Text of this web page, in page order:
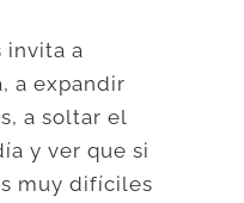
invita a
a expandir
a soltar el
y ver que si
muy difíciles